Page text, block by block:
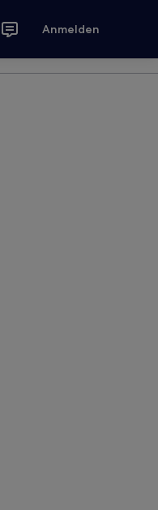
Anmelden